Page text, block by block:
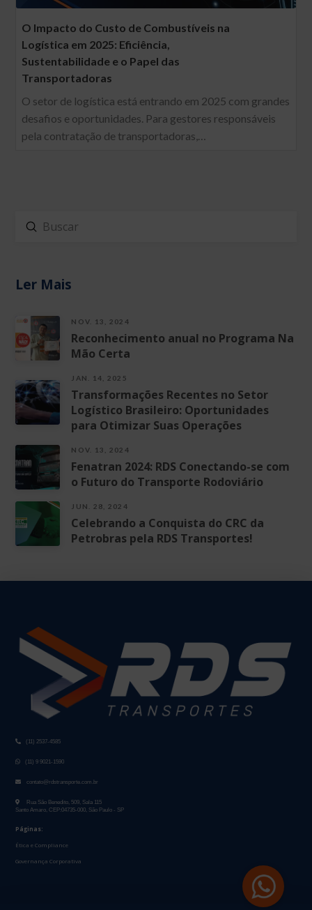
O Impacto do Custo de Combustíveis na
Logística em 2025: Eficiência,
Sustentabilidade e o Papel das
Transportadoras
O setor de logística está entrando em 2025 com grandes
desafios e oportunidades. Para gestores responsáveis
pela contratação de transportadoras,…
Buscar
Enviar
Ler Mais
NOV. 13, 2024
Reconhecimento anual no Programa Na
Mão Certa
JAN. 14, 2025
Transformações Recentes no Setor
Logístico Brasileiro: Oportunidades
para Otimizar Suas Operações
NOV. 13, 2024
Fenatran 2024: RDS Conectando-se com
o Futuro do Transporte Rodoviário
JUN. 28, 2024
Celebrando a Conquista do CRC da
Petrobras pela RDS Transportes!
(11) 2537-4585
(11) 9 9021-1590
contato@rdstransporte.com.br
Rua São Benedito, 509, Sala 115
Santo Amaro, CEP:04735-000, São Paulo - SP
Páginas:
Ética e Compliance
Governança Corporativa